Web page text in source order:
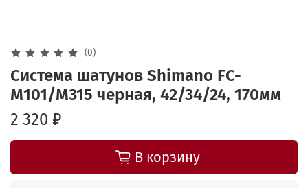
(0)
Система шатунов Shimano FC-
M101/M315 черная, 42/34/24, 170мм
2 320 ₽
В корзину